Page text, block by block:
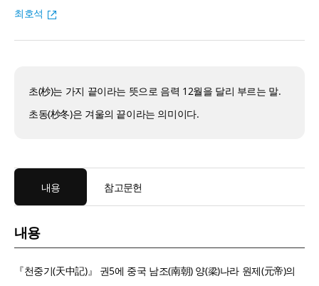
최호석
초(杪)는 가지 끝이라는 뜻으로 음력 12월을 달리 부르는 말.
초동(杪冬)은 겨울의 끝이라는 의미이다.
내용 참고문헌
내용
『천중기(天中記)』 권5에 중국 남조(南朝) 양(梁)나라 원제(元帝)의